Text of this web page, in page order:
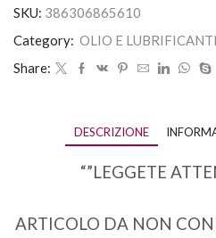
SKU: 386306865610
Category: OLIO E LUBRIFICANTI
Share:
DESCRIZIONE
“”LEGGETE
ARTICOLO DA NON